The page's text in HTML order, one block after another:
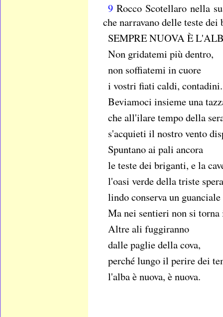
9Rocco Scotellaro nella
che narravano delle teste
SEMPRE NUOVA È
Non gridatemi più dentro,
non soffiatemi in cuore
i vostri fiati caldi, contadini.
Beviamoci insieme una
che all'ilare tempo della
s'acquieti il nostro vento
Spuntano ai pali ancora
le teste dei briganti, e la
l'oasi verde della triste
lindo conserva un
Ma nei sentieri non si
Altre ali fuggiranno
dalle paglie della cova,
perché lungo il perire dei
l'alba è nuova, è nuova.